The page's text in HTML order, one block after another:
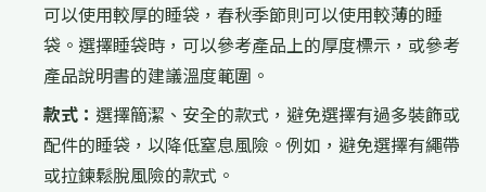
可以使用較厚的睡袋，春秋季節則可以使用較薄的睡
袋。選擇睡袋時，可以參考產品上的厚度標示，或參考
產品說明書的建議溫度範圍。
款式： 選擇簡潔、安全的款式，避免選擇有過多裝飾或
配件的睡袋，以降低窒息風險。例如，避免選擇有繩帶
或拉鍊鬆脫風險的款式。